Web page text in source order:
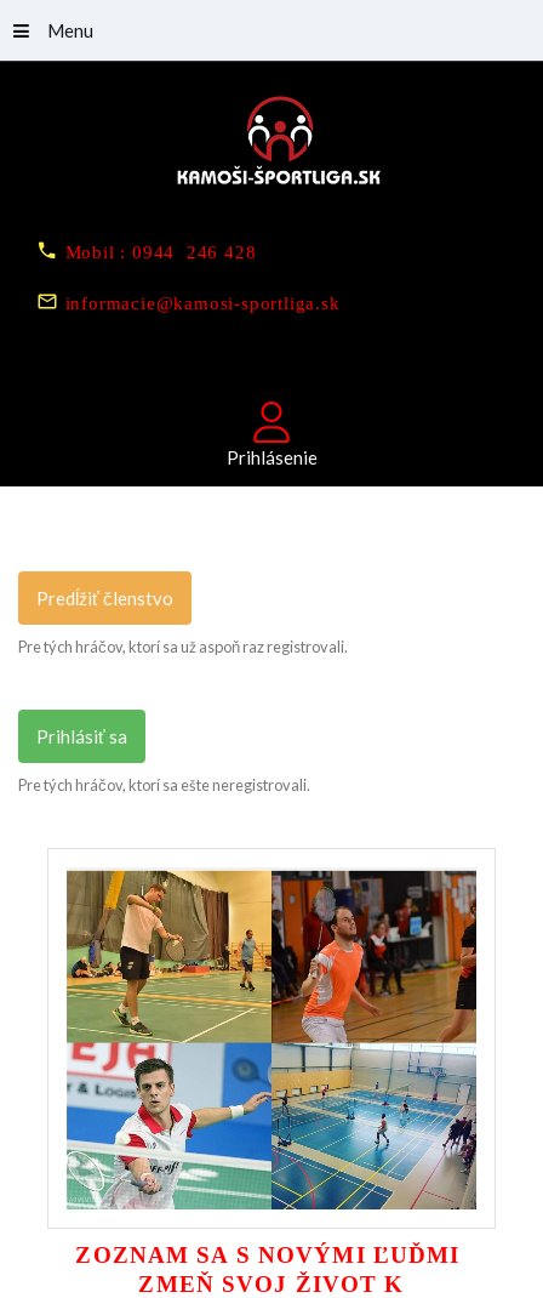
Mobil : 0944 246 428
informacie@kamosi-sportliga.sk
Prihlásenie
Menu
Predĺžiť členstvo
Pre tých hráčov, ktorí sa už aspoň raz registrovali.
Prihlásiť sa
Pre tých hráčov, ktorí sa ešte neregistrovali.
ZOZNAM SA S NOVÝMI ĽUĎMI
ZMEŇ SVOJ ŽIVOT K